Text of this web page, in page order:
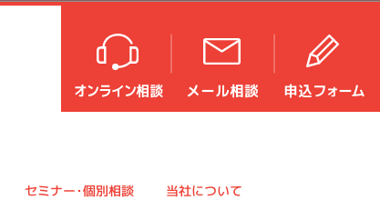
セミナー・個別相談 当社について